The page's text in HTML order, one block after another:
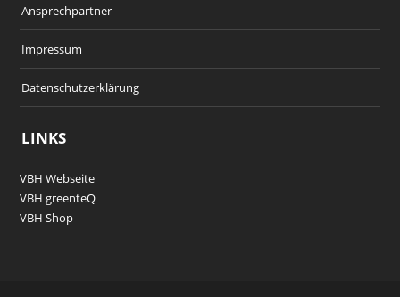
Ansprechpartner
Impressum
Datenschutzerklärung
LINKS
VBH Webseite
VBH greenteQ
VBH Shop